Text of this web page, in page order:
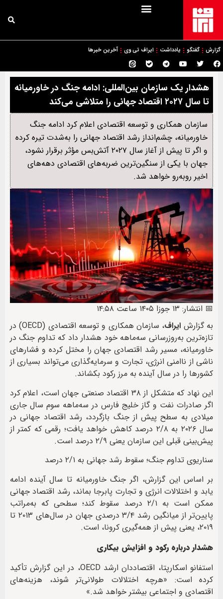
گزارش گفتگو یادداشت ایراف تی وی آخرین خبرها
هشدار یک سازمان بین‌المللی: ادامه جنگ در خاورمیانه
تا سال ۲۰۲۷ اقتصاد جهانی را متلاشی می‌کند
سازمان همکاری و توسعه اقتصادی اعلام کرد ادامه جنگ
خاورمیانه، چشم‌انداز رشد اقتصاد جهانی را به‌شدت تیره کرده
و اگر تا پیش از آغاز سال ۲۰۲۷ آتش‌بس مؤثر برقرار نشود،
جهان با یکی از سنگین‌ترین ضربه‌های اقتصادی دهه‌های
اخیر روبه‌رو خواهد شد.
📅 انتشار: ۱۳ جوزا ۱۴۰۵ ساعت ۱۴:۵۸
به گزارش ایراف
، سازمان همکاری و توسعه اقتصادی (OECD) در
تازه‌ترین به‌روزرسانی سه‌ماهه خود هشدار داد که تداوم جنگ در
خاورمیانه، مسیر رشد اقتصادی جهان را مختل کرده و فشارهای
ناشی از ناامنی انرژی، تجارت و سرمایه‌گذاری می‌تواند بسیاری از
کشورها را در سال آینده به مرز رکود بکشاند.
این نهاد که متشکل از ۳۸ اقتصاد صنعتی جهان است، اعلام کرد
اگر صادرات نفت و گاز خلیج فارس در سه‌ماهه سوم سال جاری
میلادی به سطح پیش از جنگ بازگردد، رشد اقتصاد جهانی در
سال ۲۰۲۶ به ۲/۸ درصد کاهش خواهد یافت؛ رقمی که کمتر از
پیش‌بینی قبلی این سازمان یعنی ۲/۹ درصد است.
سناریوی تداوم جنگ؛ سقوط رشد جهانی به ۲/۱ درصد
بر اساس این گزارش، اگر جنگ خاورمیانه تا سال آینده ادامه
یابد و اختلالات انرژی و تجارت پابرجا بماند، رشد اقتصاد جهانی
ممکن است به ۲/۱ درصد سقوط کند؛ سطحی که به‌مراتب
پایین‌تر از میانگین رشد ۳/۴ درصدی جهان در سال‌های ۲۰۱۳ تا
۲۰۱۹، یعنی پیش از همه‌گیری کرونا، است.
هشدار درباره رکود و افزایش بیکاری
استفانو اسکارپتا، اقتصاددان ارشد OECD، در این گزارش تأکید
کرده است: «هرچه اختلالات طولانی‌تر شوند، هزینه‌های
اقتصادی و اجتماعی بیشتر خواهد شد.»